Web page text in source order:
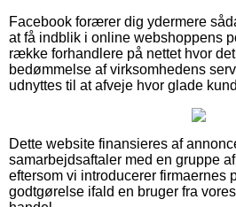
Facebook forærer dig ydermere
at få indblik i online webshoppens
række forhandlere på nettet hvor
bedømmelse af virksomhedens
udnyttes til at afveje hvor glade
Dette website finansieres af
samarbejdsaftaler med en gruppe
eftersom vi introducerer firmaernes
godtgørelse ifald en bruger fra